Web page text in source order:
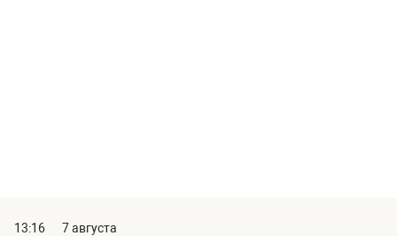
13:16
7 августа